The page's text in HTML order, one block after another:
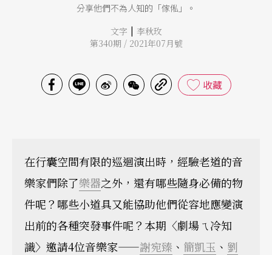
分享他們不為人知的「傢俬」。
文字 | 李秋玫
第340期 / 2021年07月號
收藏
在行囊空間有限的巡迴演出時，經驗老道的音
樂家們除了樂器之外，還有哪些隨身必備的物
件呢？哪些小道具又能協助他們從容地應變演
出前的各種突發事件呢？本期〈劇場ㄟ冷知
識〉邀請4位音樂家——謝宛臻 、 簡凱玉 、 劉